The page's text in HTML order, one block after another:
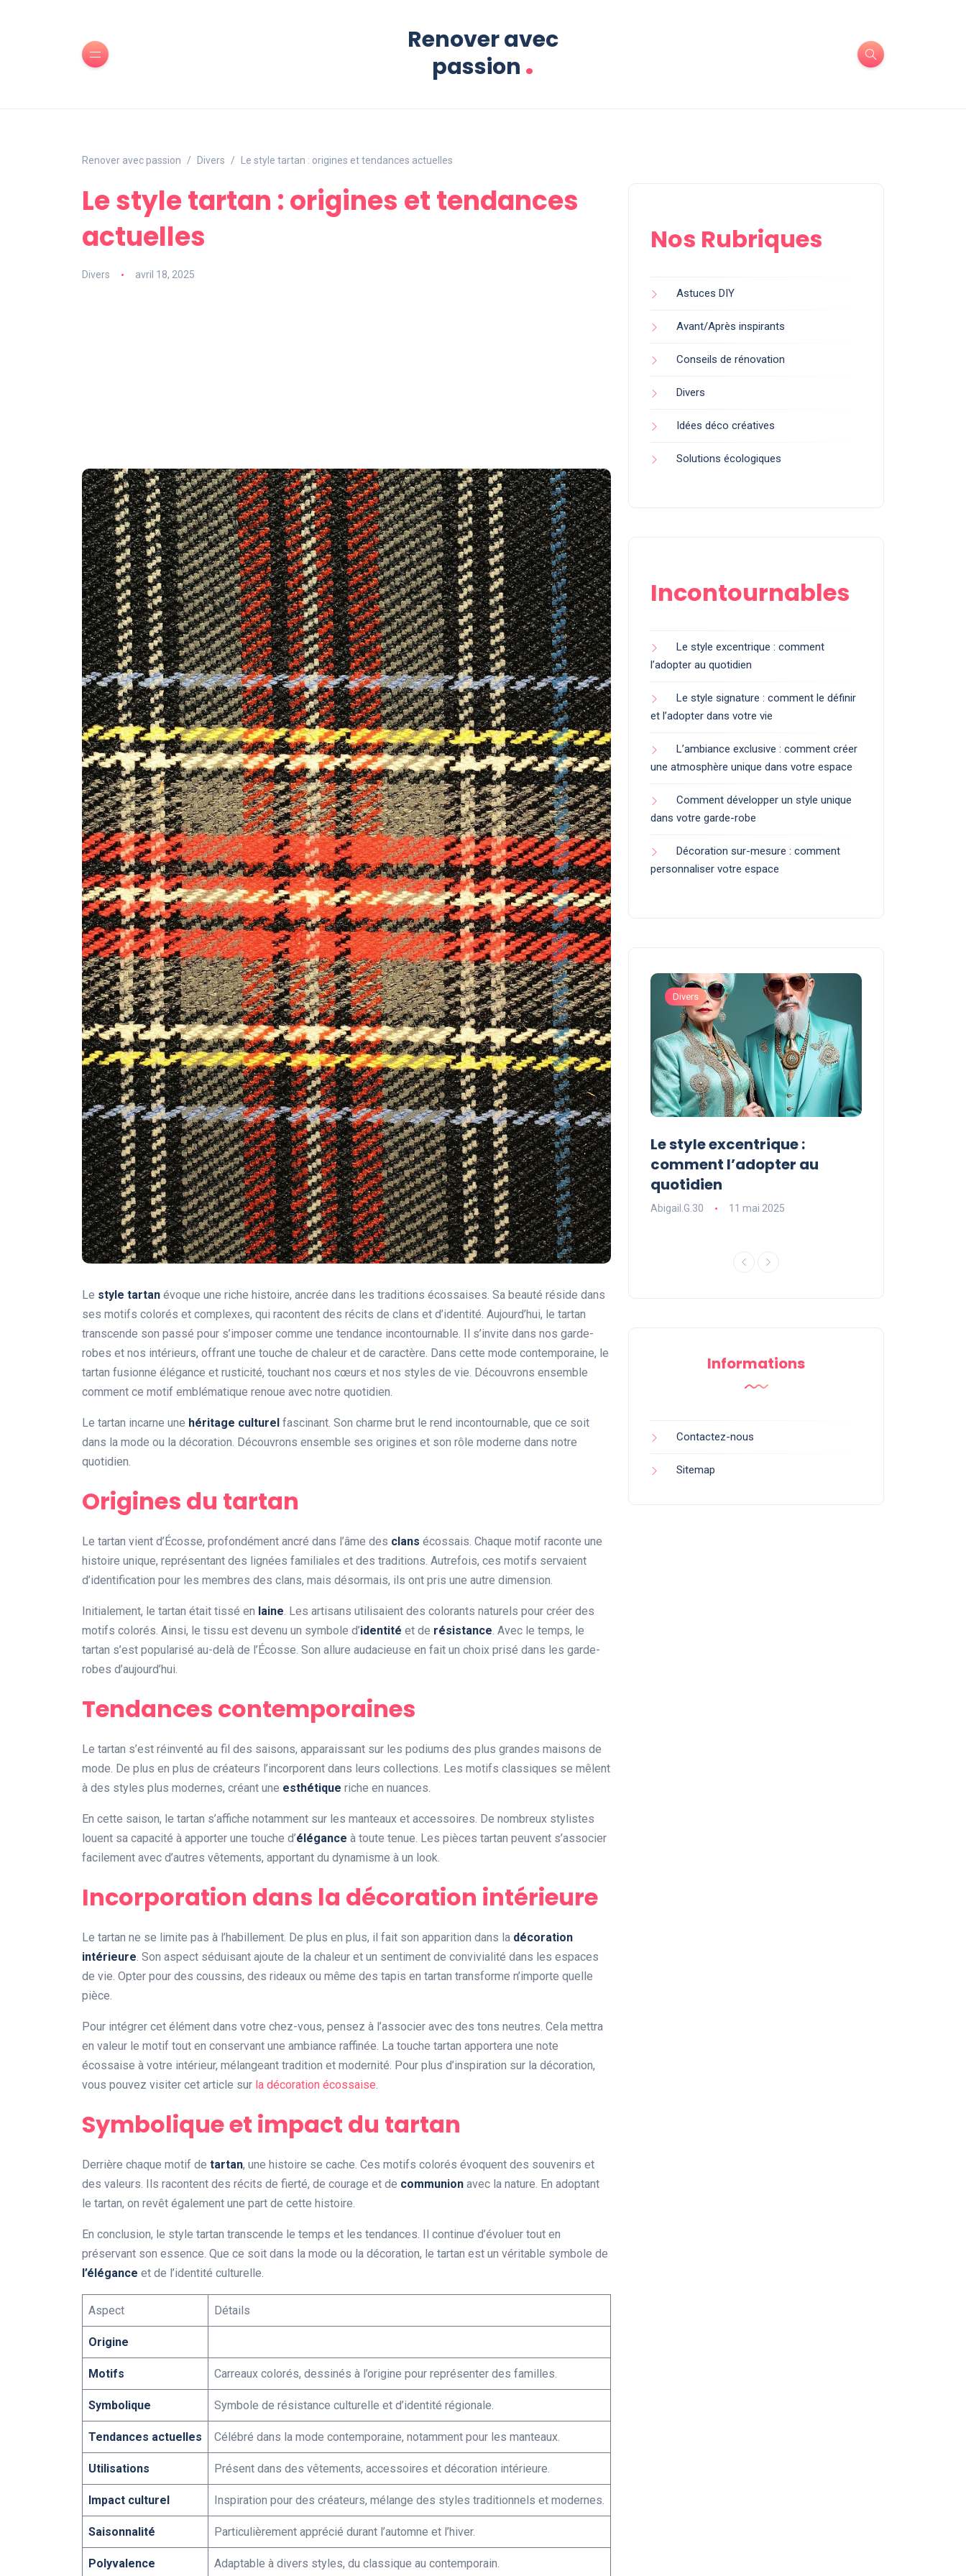
Renover avec
passion .
Renover avec passion Divers Le style tartan : origines et tendances actuelles
Le style tartan : origines et tendances
actuelles
Divers avril 18, 2025
Le style tartan évoque une riche histoire, ancrée dans les traditions écossaises. Sa beauté réside dans
ses motifs colorés et complexes, qui racontent des récits de clans et d’identité. Aujourd’hui, le tartan
transcende son passé pour s’imposer comme une tendance incontournable. Il s’invite dans nos garde-
robes et nos intérieurs, offrant une touche de chaleur et de caractère. Dans cette mode contemporaine, le
tartan fusionne élégance et rusticité, touchant nos cœurs et nos styles de vie. Découvrons ensemble
comment ce motif emblématique renoue avec notre quotidien.
Le tartan incarne une héritage culturel fascinant. Son charme brut le rend incontournable, que ce soit
dans la mode ou la décoration. Découvrons ensemble ses origines et son rôle moderne dans notre
quotidien.
Origines du tartan
Le tartan vient d’Écosse, profondément ancré dans l’âme des clans écossais. Chaque motif raconte une
histoire unique, représentant des lignées familiales et des traditions. Autrefois, ces motifs servaient
d’identification pour les membres des clans, mais désormais, ils ont pris une autre dimension.
Initialement, le tartan était tissé en laine . Les artisans utilisaient des colorants naturels pour créer des
motifs colorés. Ainsi, le tissu est devenu un symbole d’identité et de résistance . Avec le temps, le
tartan s’est popularisé au-delà de l’Écosse. Son allure audacieuse en fait un choix prisé dans les garde-
robes d’aujourd’hui.
Tendances contemporaines
Le tartan s’est réinventé au fil des saisons, apparaissant sur les podiums des plus grandes maisons de
mode. De plus en plus de créateurs l’incorporent dans leurs collections. Les motifs classiques se mêlent
à des styles plus modernes, créant une esthétique riche en nuances.
En cette saison, le tartan s’affiche notamment sur les manteaux et accessoires. De nombreux stylistes
louent sa capacité à apporter une touche d’élégance à toute tenue. Les pièces tartan peuvent s’associer
facilement avec d’autres vêtements, apportant du dynamisme à un look.
Incorporation dans la décoration intérieure
Le tartan ne se limite pas à l’habillement. De plus en plus, il fait son apparition dans la décoration
intérieure . Son aspect séduisant ajoute de la chaleur et un sentiment de convivialité dans les espaces
de vie. Opter pour des coussins, des rideaux ou même des tapis en tartan transforme n’importe quelle
pièce.
Pour intégrer cet élément dans votre chez-vous, pensez à l’associer avec des tons neutres. Cela mettra
en valeur le motif tout en conservant une ambiance raffinée. La touche tartan apportera une note
écossaise à votre intérieur, mélangeant tradition et modernité. Pour plus d’inspiration sur la décoration,
vous pouvez visiter cet article sur la décoration écossaise
Symbolique et impact du tartan
Derrière chaque motif de tartan, une histoire se cache. Ces motifs colorés évoquent des souvenirs et
des valeurs. Ils racontent des récits de fierté, de courage et de communion avec la nature. En adoptant
le tartan, on revêt également une part de cette histoire.
En conclusion, le style tartan transcende le temps et les tendances. Il continue d’évoluer tout en
préservant son essence. Que ce soit dans la mode ou la décoration, le tartan est un véritable symbole de
l’élégance et de l’identité culturelle.
Aspect Détails
Origine
Motifs Carreaux colorés, dessinés à l’origine pour représenter des familles.
Symbolique Symbole de résistance culturelle et d’identité régionale.
Tendances actuelles Célébré dans la mode contemporaine, notamment pour les manteaux.
Utilisations Présent dans des vêtements, accessoires et décoration intérieure.
Impact culturel Inspiration pour des créateurs, mélange des styles traditionnels et modernes.
Saisonnalité Particulièrement apprécié durant l’automne et l’hiver.
Polyvalence Adaptable à divers styles, du classique au contemporain.
Nos Rubriques
Astuces DIY
Avant/Après inspirants
Conseils de rénovation
Divers
Idées déco créatives
Solutions écologiques
Incontournables
Le style excentrique : comment
l’adopter au quotidien
Le style signature : comment le définir
et l’adopter dans votre vie
L’ambiance exclusive : comment créer
une atmosphère unique dans votre espace
Comment développer un style unique
dans votre garde-robe
Décoration sur-mesure : comment
personnaliser votre espace
Divers
L’ambiance exclusive :
comment créer une
atmosphère unique dans
votre espace
Abigail.G.30 10 mai 2025
Divers
Le style excentrique :
comment l’adopter au
quotidien
Abigail.G.30 11 mai 2025
Informations
Contactez-nous
Sitemap